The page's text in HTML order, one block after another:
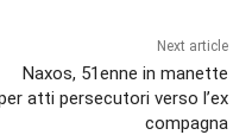
Next article
Naxos, 51enne in manette
atti persecutori verso l’ex
compagna